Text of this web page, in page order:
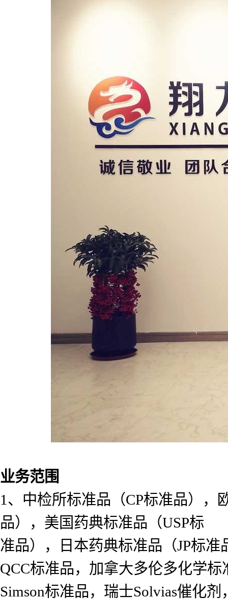
业务范围
1、中检所标准品（CP标准品），
品），美国药典标准品（USP标
准品），日本药典标准品（JP标
QCC标准品，加拿大多伦多化学
Simson标准品，瑞士Solvias催化